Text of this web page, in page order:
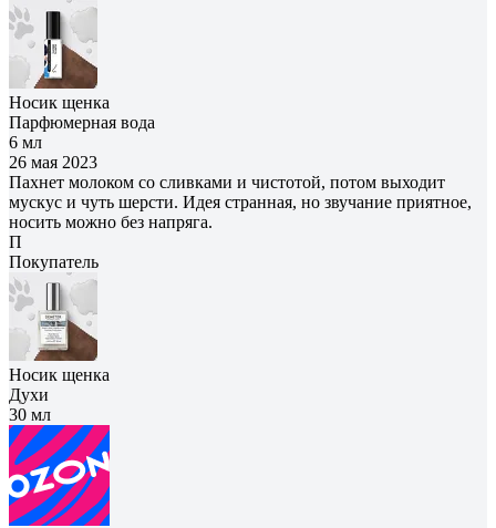
Носик щенка
Парфюмерная вода
6 мл
26 мая 2023
Пахнет молоком со сливками и чистотой, потом выходит
мускус и чуть шерсти. Идея странная, но звучание приятное,
носить можно без напряга.
П
Покупатель
Носик щенка
Духи
30 мл